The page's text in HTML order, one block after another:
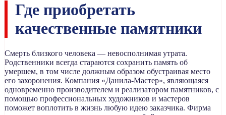
Где приобретать
качественные памятники
Смерть близкого человека — невосполнимая утрата.
Родственники всегда стараются сохранить память об
умершем, в том числе должным образом обустраивая место
его захоронения. Компания «Данила-Мастер», являющаяся
одновременно производителем и реализатором памятников, с
помощью профессиональных художников и мастеров
поможет воплотить в жизнь любую идею заказчика. Фирма